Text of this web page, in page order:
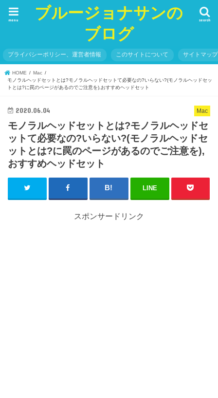
ブルージョナサンの
ブログ
search
menu
プライバシーポリシー、運営者情報 このサイトについて サイトマップ
HOME
Mac
モノラルヘッドセットとは?モノラルヘッドセットて必要なの?いらない?(モノラルヘッドセッ
トとは?に罠のページがあるのでご注意を),おすすめヘッドセット
Mac
2020.06.04
モノラルヘッドセットとは?モノラルヘッドセ
ットて必要なの?いらない?(モノラルヘッドセ
ットとは?に罠のページがあるのでご注意を),
おすすめヘッドセット
LINE
スポンサードリンク